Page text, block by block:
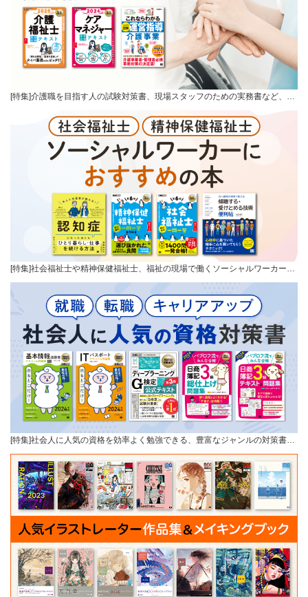
[特集]介護職を目指す人の試験対策書、現場スタッフのための実務書など、…
[特集]社会福祉士や精神保健福祉士、福祉の現場で働くソーシャルワーカー…
[特集]社会人に人気の資格を効率よく勉強できる、豊富なジャンルの対策書…